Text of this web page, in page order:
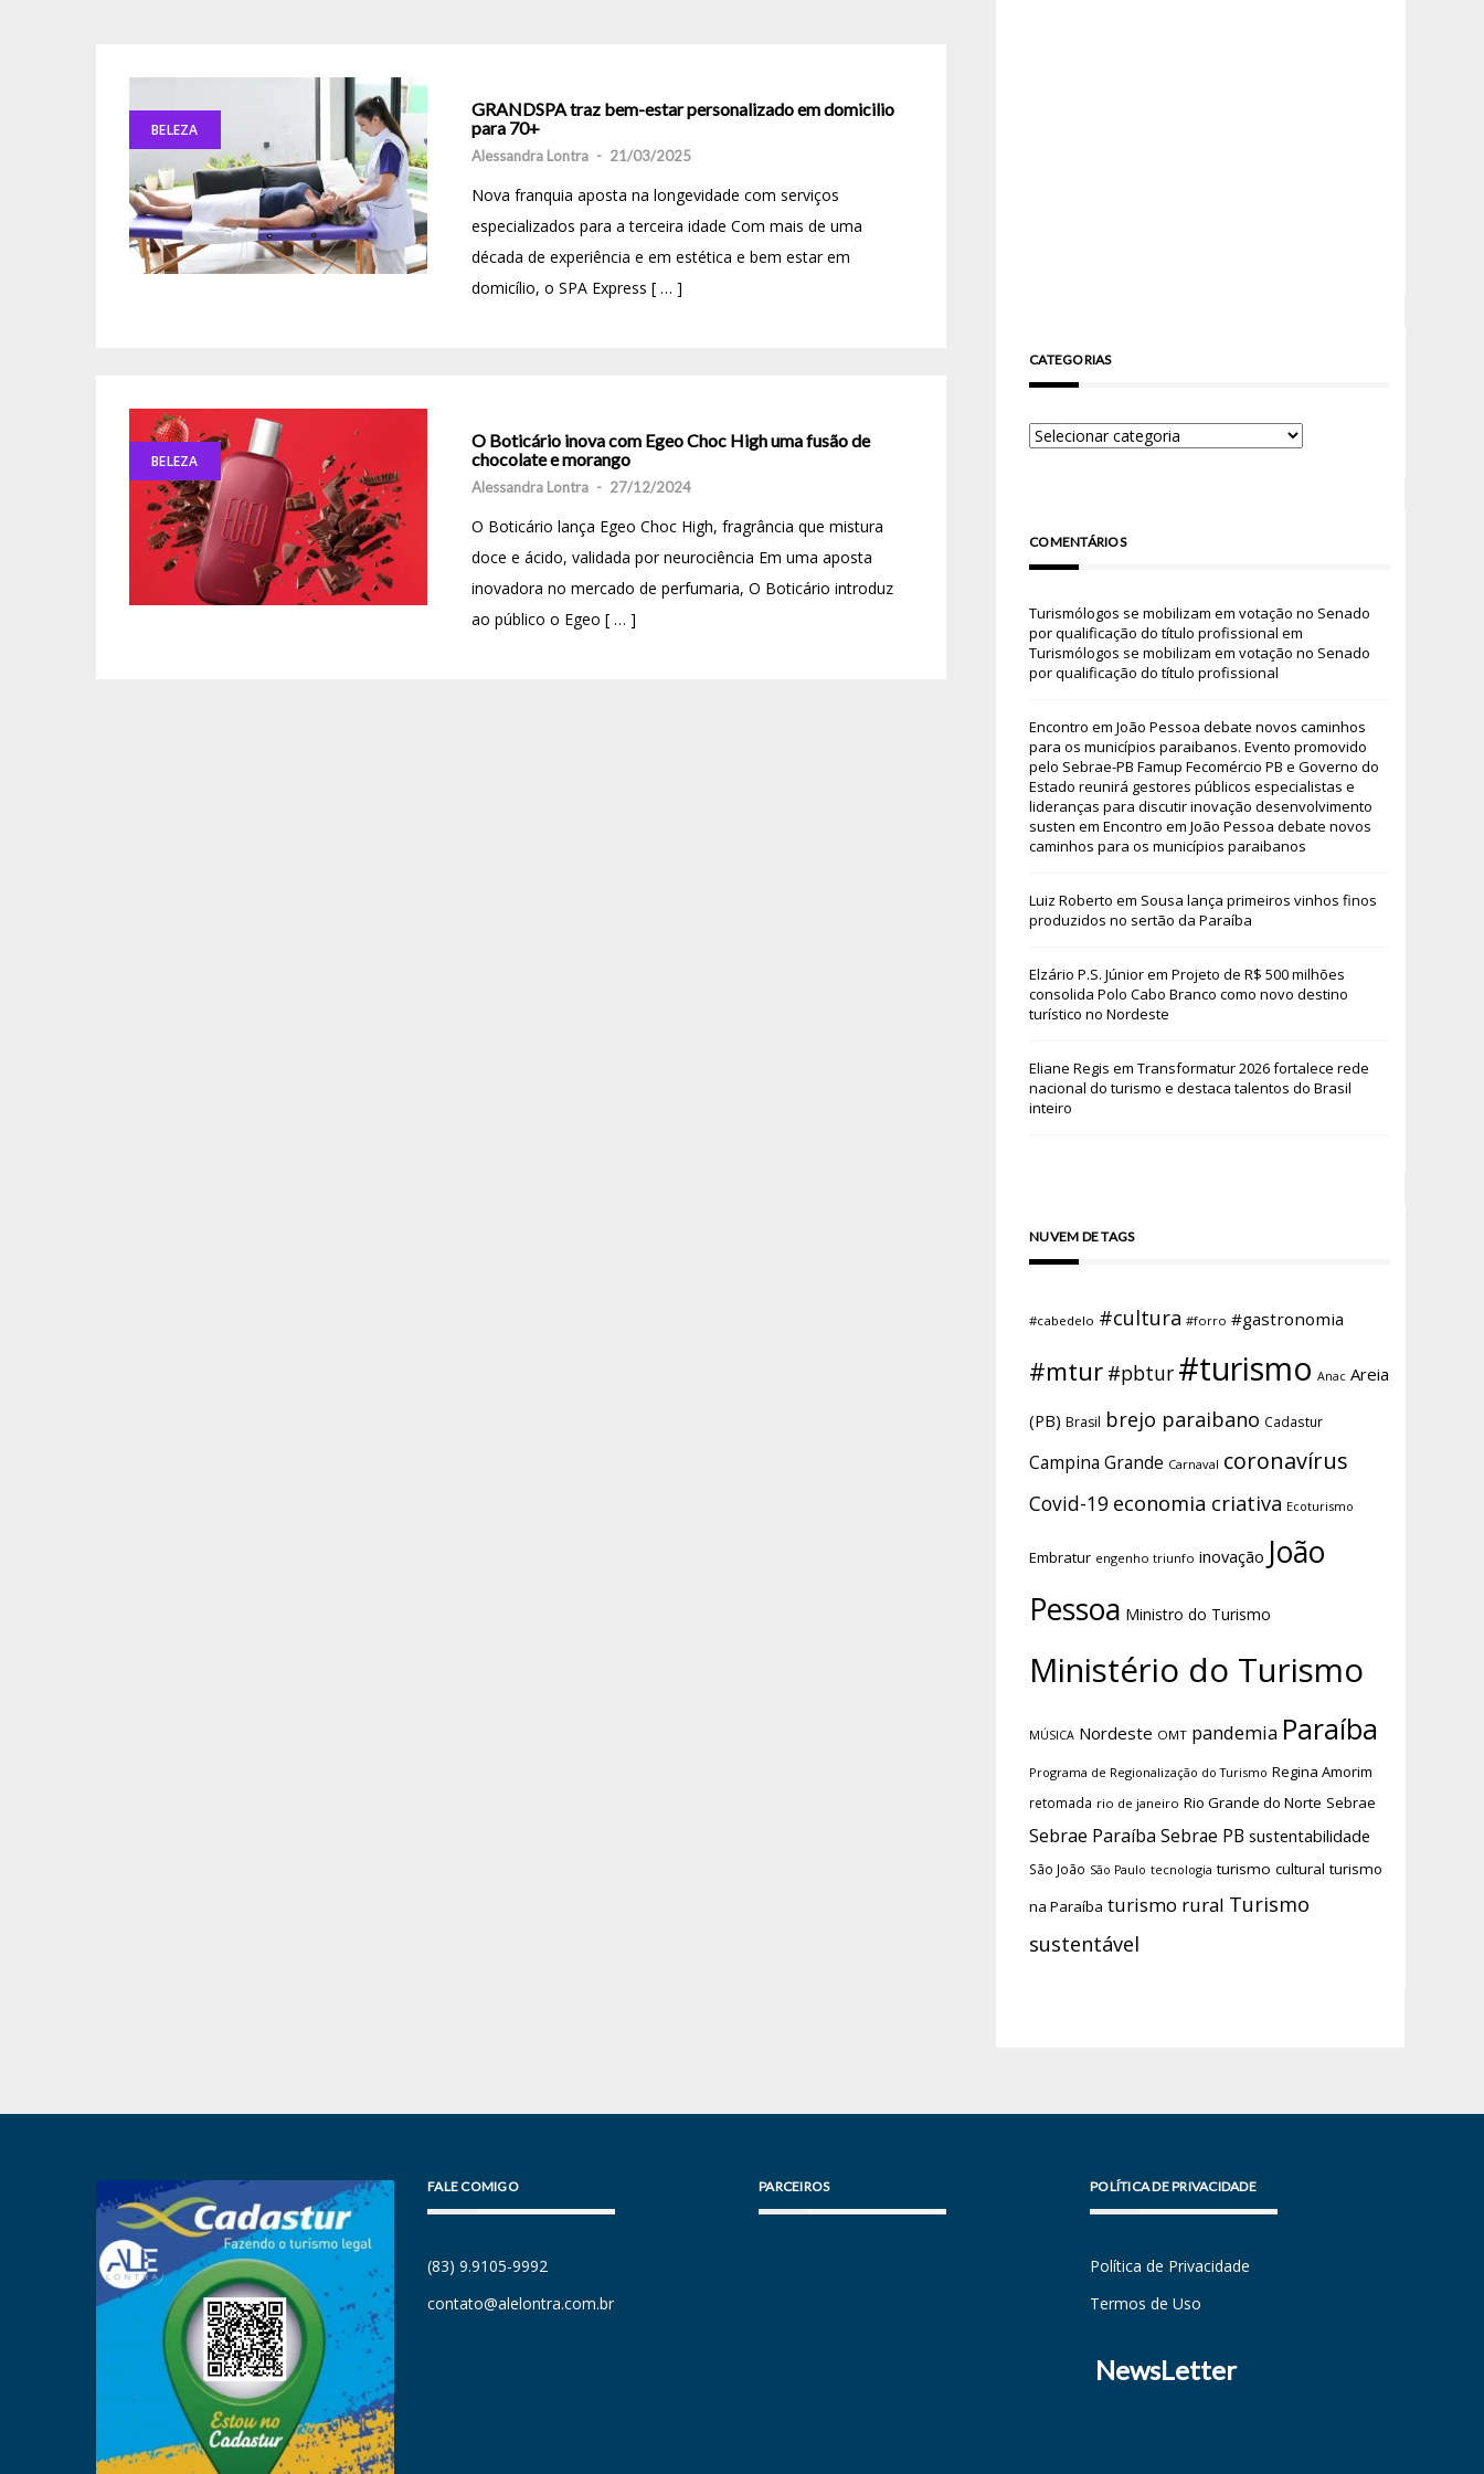
BELEZA
GRANDSPA traz bem-estar personalizado em domicilio
para 70+
Alessandra Lontra - 21/03/2025
Nova franquia aposta na longevidade com serviços
especializados para a terceira idade Com mais de uma
década de experiência e em estética e bem estar em
domicílio, o SPA Express [ … ]
BELEZA
O Boticário inova com Egeo Choc High uma fusão de
chocolate e morango
Alessandra Lontra - 27/12/2024
O Boticário lança Egeo Choc High, fragrância que mistura
doce e ácido, validada por neurociência Em uma aposta
inovadora no mercado de perfumaria, O Boticário introduz
ao público o Egeo [ … ]
CATEGORIAS
COMENTÁRIOS
Turismólogos se mobilizam em votação no Senado
por qualificação do título profissional em
Turismólogos se mobilizam em votação no Senado
por qualificação do título profissional
Encontro em João Pessoa debate novos caminhos
para os municípios paraibanos. Evento promovido
pelo Sebrae-PB Famup Fecomércio PB e Governo do
Estado reunirá gestores públicos especialistas e
lideranças para discutir inovação desenvolvimento
susten em Encontro em João Pessoa debate novos
caminhos para os municípios paraibanos
Luiz Roberto em Sousa lança primeiros vinhos finos
produzidos no sertão da Paraíba
Elzário P.S. Júniorem Projeto de R$ 500 milhões
consolida Polo Cabo Branco como novo destino
turístico no Nordeste
Eliane Regis em Transformatur 2026 fortalece rede
nacional do turismo e destaca talentos do Brasil
inteiro
NUVEM DE TAGS
#cabedelo #cultura #forro #gastronomia
#mtur #pbtur #turismo Anac Areia
(PB) Brasil brejo paraibano Cadastur
Campina Grande Carnaval coronavírus
Covid-19 economia criativa Ecoturismo
Embratur engenho triunfo inovação João
Pessoa Ministro do Turismo
Ministério do Turismo
MÚSICA Nordeste OMT pandemia Paraíba
Programa de Regionalização do Turismo Regina Amorim
retomada rio de janeiro Rio Grande do Norte Sebrae
Sebrae Paraíba Sebrae PB sustentabilidade
São João São Paulo tecnologia turismo cultural turismo
na Paraíba turismo rural Turismo
sustentável
FALE COMIGO
(83) 9.9105-9992
contato@alelontra.com.br
PARCEIROS POLÍTICA DE PRIVACIDADE
Política de Privacidade
Termos de Uso
NewsLetter